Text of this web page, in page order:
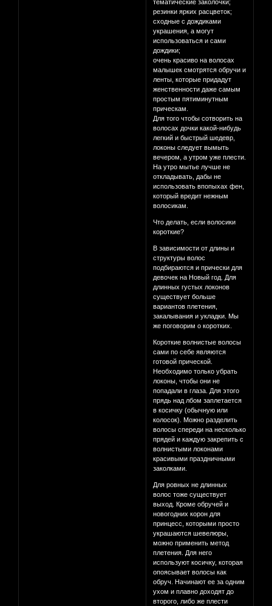
тематические заколочки;
резинки ярких расцветок;
сходные с дождиками
украшения, а могут
использоваться и сами
дождики;
очень красиво на волосах
малышек смотрятся обручи и
ленты, которые придадут
женственности даже самым
простым пятиминутным
прическам.
Для того чтобы сотворить на
волосах дочки какой-нибудь
легкий и быстрый шедевр,
локоны следует вымыть
вечером, а утром уже плести.
На утро мытье лучше не
откладывать, дабы не
использовать впопыхах фен,
который вредит нежным
волосикам.
Что делать, если волосики
короткие?
В зависимости от длины и
структуры волос
подбираются и прически для
девочек на Новый год. Для
длинных густых локонов
существует больше
вариантов плетения,
закалывания и укладки. Мы
же поговорим о коротких.
Короткие волнистые волосы
сами по себе являются
готовой прической.
Необходимо только убрать
локоны, чтобы они не
попадали в глаза. Для этого
прядь над лбом заплетается
в косичку (обычную или
колосок). Можно разделить
волосы спереди на несколько
прядей и каждую закрепить с
волнистыми локонами
красивыми праздничными
заколками.
Для ровных не длинных
волос тоже существует
выход. Кроме обручей и
новогодних корон для
принцесс, которыми просто
украшаются шевелюры,
можно применить метод
плетения. Для него
используют косичку, которая
опоясывает волосы как
обруч. Начинают ее за одним
ухом и плавно доходят до
второго, либо же плести